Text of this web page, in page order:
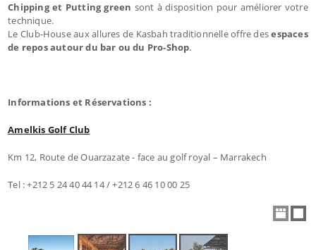
Chipping et Putting green sont à disposition pour améliorer votre
technique.
Le Club-House aux allures de Kasbah traditionnelle offre desespaces
de repos autour du bar ou du Pro-Shop.
Informations et Réservations :
Amelkis Golf Club
Km 12, Route de Ouarzazate - face au golf royal – Marrakech
Tel : +212 5 24 40 44 14 / +212 6 46 10 00 25